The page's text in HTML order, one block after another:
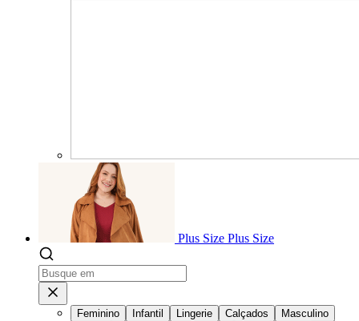
Plus Size Plus Size
Feminino Infantil Lingerie Calçados
Masculino